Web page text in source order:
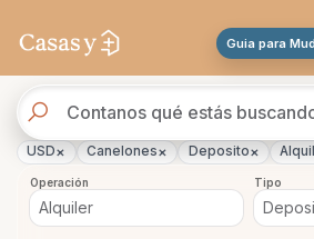
Guia para
de
propiedades
USD× Canelones× Deposito×
Operación Tipo